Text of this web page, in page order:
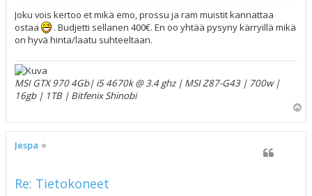
s
t
i
Joku vois kertoo et mikä emo, prossu ja ram muistit kannattaa
ostaa
. Budjetti sellanen 400€. En oo yhtää pysyny kärryillä mikä
on hyvä hinta/laatu suhteeltaan.
MSI GTX 970 4Gb| i5 4670k @ 3.4 ghz | MSI Z87-G43 | 700w |
16gb | 1TB | Bitfenix Shinobi
ö
Jespa
Re: Tietokoneet